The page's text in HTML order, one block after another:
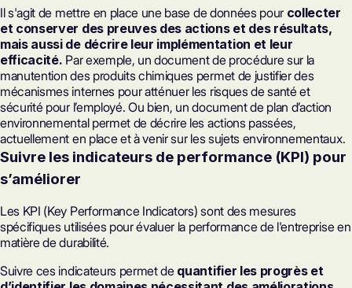
Il s'agit de mettre en place une base de données pour collecter
et conserver des preuves des actions et des résultats,
mais aussi de décrire leur implémentation et leur
efficacité. Par exemple, un document de procédure sur la
manutention des produits chimiques permet de justifier des
mécanismes internes pour atténuer les risques de santé et
sécurité pour l’employé. Ou bien, un document de plan d’action
environnemental permet de décrire les actions passées,
actuellement en place et à venir sur les sujets environnementaux.
Suivre les indicateurs de performance (KPI) pour
s’améliorer
Les KPI (Key Performance Indicators) sont des mesures
spécifiques utilisées pour évaluer la performance de l'entreprise en
matière de durabilité.
Suivre ces indicateurs permet de quantifier les progrès et